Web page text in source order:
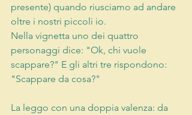
presente) quando riusciamo ad andare
oltre i nostri piccoli io.
Nella vignetta uno dei quattro
personaggi dice: "Ok, chi vuole
scappare?" E gli altri tre rispondono:
"Scappare da cosa?"
La leggo con una doppia valenza: da